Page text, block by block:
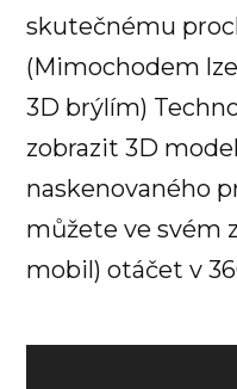
skutečnému
(Mimochodem
3D brýlím)
zobrazit 3D
naskenovaného
můžete ve svém
mobil) otáčet v